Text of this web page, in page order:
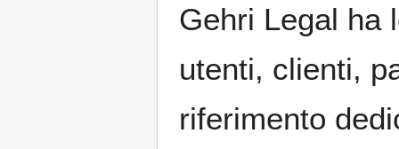
Gehri Legal ha
utenti, clienti,
riferimento